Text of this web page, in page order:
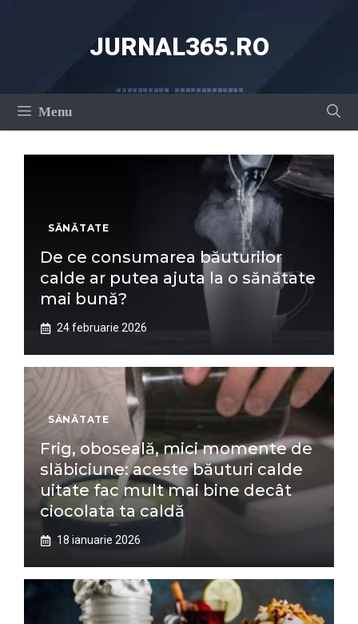
JURNAL365.RO
Menu
SĂNĂTATE
De ce consumarea băuturilor
calde ar putea ajuta la o sănătate
mai bună?
24 februarie 2026
SĂNĂTATE
Frig, oboseală, mici momente de
slăbiciune: aceste băuturi calde
uitate fac mult mai bine decât
ciocolata ta caldă
18 ianuarie 2026